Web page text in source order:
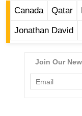
हॉ
वु
Canada Qatar
Jonathan David